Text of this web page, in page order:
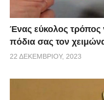
Ένας εύκολος τρόπος
πόδια σας τον
22 ΔΕΚΕΜΒΡΊΟΥ, 2023